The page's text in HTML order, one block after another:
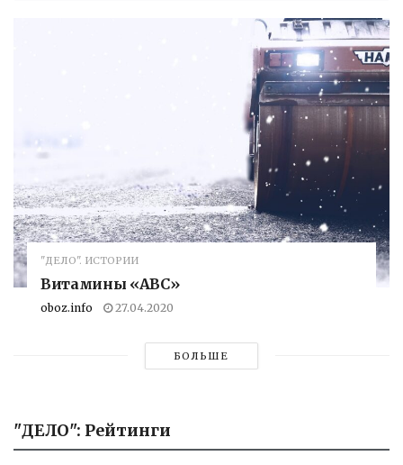
"ДЕЛО". ИСТОРИИ
Витамины «АВС»
oboz.info 27.04.2020
БОЛЬШЕ
"ДЕЛО": Рейтинги